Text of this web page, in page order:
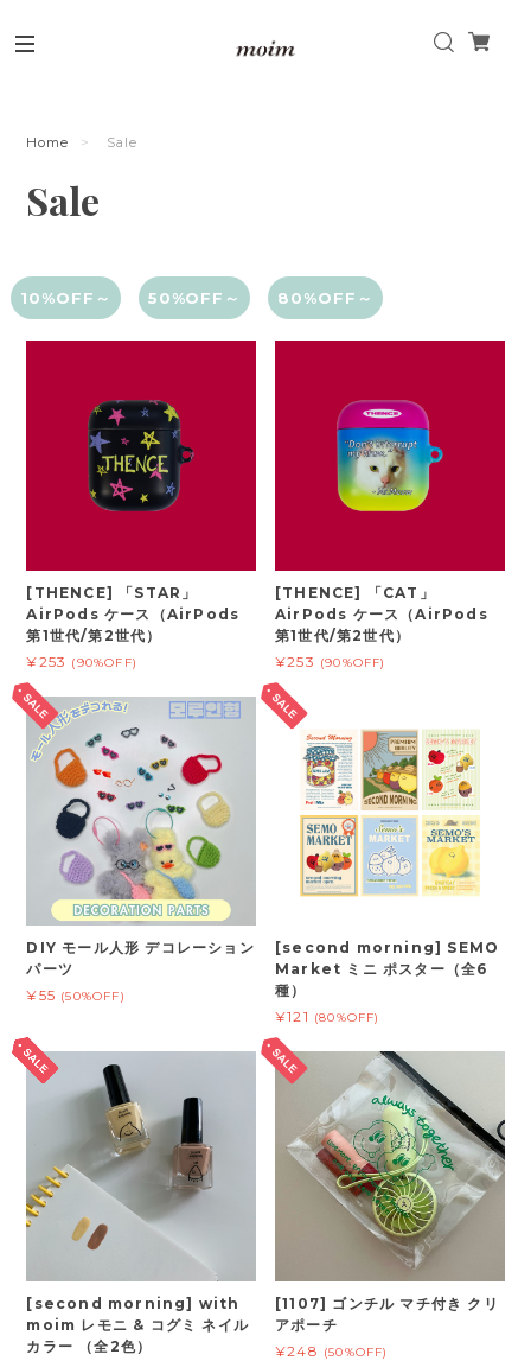
Home Sale
Sale
10%OFF～ 50%OFF～ 80%OFF～
[THENCE] 「STAR」
AirPods ケース（AirPods
第1世代/第2世代）
¥253 (90%OFF)
[THENCE] 「CAT」
AirPods ケース（AirPods
第1世代/第2世代）
¥253 (90%OFF)
DIY モール人形 デコレーション
パーツ
¥55 (50%OFF)
[second morning] SEMO
Market ミニ ポスター（全6
種）
¥121 (80%OFF)
[second morning] with
moim レモニ & コグミ ネイル
カラー （全2色）
[1107] ゴンチル マチ付き クリ
アポーチ
¥248 (50%OFF)